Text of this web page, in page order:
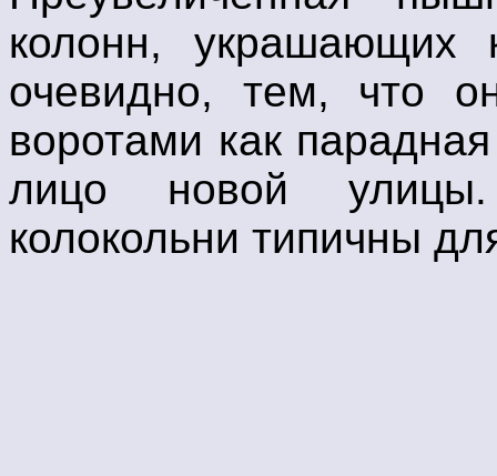
колонн, украшающих
очевидно, тем, что
воротами как
лицо новой
колокольни типичны